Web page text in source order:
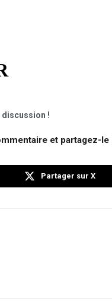
discussion !
et partagez-le
Partager sur X